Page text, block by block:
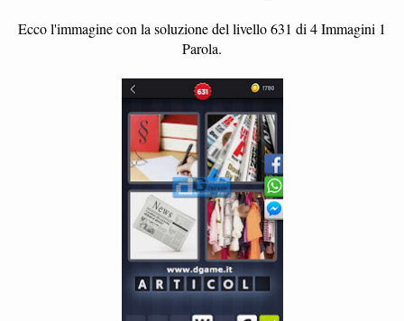
Ecco l'immagine con la soluzione del livello 631 di 4 Immagini 1
Parola.